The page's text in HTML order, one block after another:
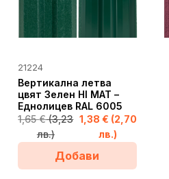
21224
Вертикална летва
цвят Зелен HI MAT –
Еднолицев RAL 6005
1,65€(3,23
лв.)
1,38 € (2,70
лв.)
Добави
This
product
has
multiple
variants.
The